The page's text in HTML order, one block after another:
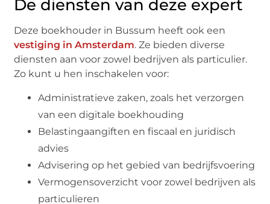
De diensten van deze expert
Deze boekhouder in Bussum heeft ook een
vestiging in Amsterdam. Ze bieden diverse
diensten aan voor zowel bedrijven als particulier.
Zo kunt u hen inschakelen voor:
Administratieve zaken, zoals het verzorgen
van een digitale boekhouding
Belastingaangiften en fiscaal en juridisch
advies
Advisering op het gebied van bedrijfsvoering
Vermogensoverzicht voor zowel bedrijven als
particulieren